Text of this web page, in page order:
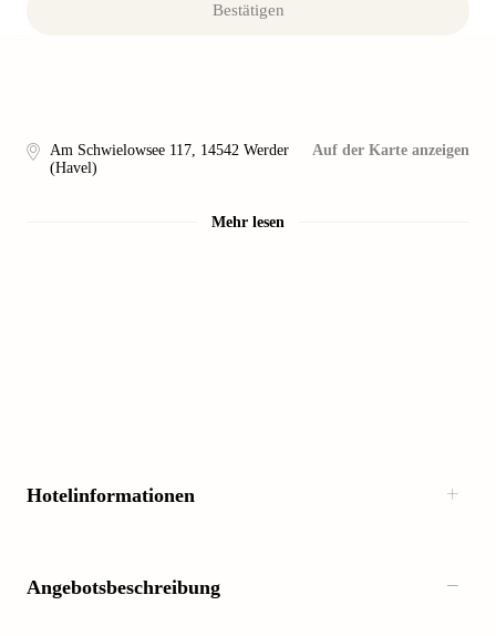
Bestätigen
Am Schwielowsee 117, 14542 Werder
(Havel)
Auf der Karte anzeigen
Mehr lesen
Hotelinformationen
Angebotsbeschreibung